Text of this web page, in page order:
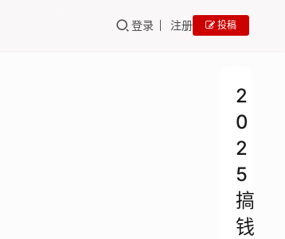
登录 注册 投稿
2
0
2
5
搞
钱